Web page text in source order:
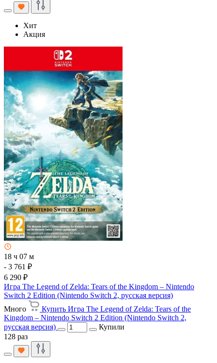
Хит
Акция
18 ч 07 м
- 3 761 ₽
6 290 ₽
Игра The Legend of Zelda: Tears of the Kingdom – Nintendo
Switch 2 Edition (Nintendo Switch 2, русская версия)
Много
Купить Игра The Legend of Zelda: Tears of the
Kingdom – Nintendo Switch 2 Edition (Nintendo Switch 2,
русская версия)
Купили
128 раз